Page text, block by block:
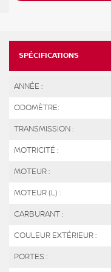
SPÉCIFICATIONS
ANNÉE :
ODOMÈTRE:
TRANSMISSION :
MOTRICITÉ :
MOTEUR :
MOTEUR (L) :
CARBURANT :
COULEUR EXTÉRIEUR :
PORTES :